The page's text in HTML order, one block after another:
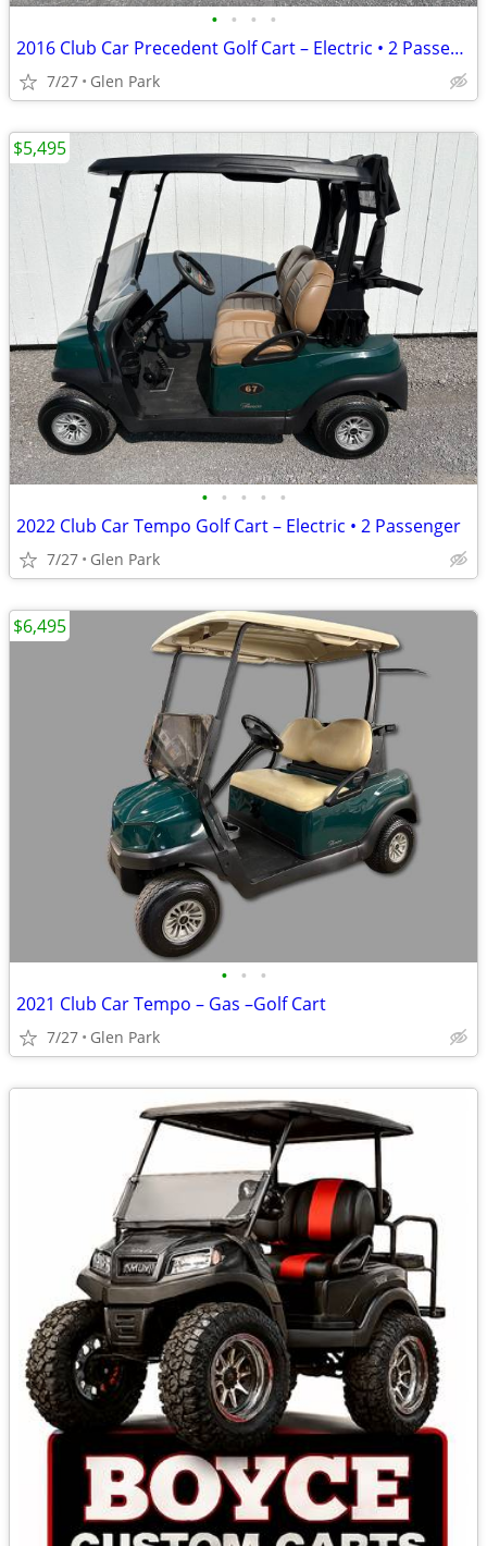
• • • •
2016 Club Car Precedent Golf Cart – Electric • 2 Passenger
7/27 Glen Park
• • • • •
2022 Club Car Tempo Golf Cart – Electric • 2 Passenger
7/27 Glen Park
$5,495
• • •
2021 Club Car Tempo – Gas –Golf Cart
7/27 Glen Park
$6,495